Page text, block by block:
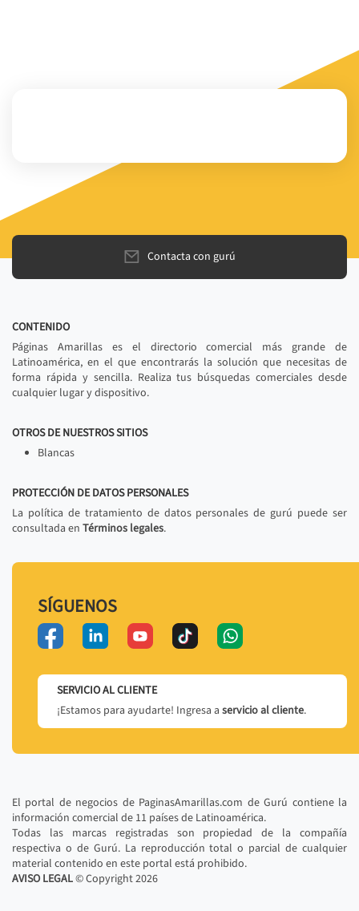
Contacta con gurú
CONTENIDO
Páginas Amarillas es el directorio comercial más grande de
Latinoamérica, en el que encontrarás la solución que necesitas de
forma rápida y sencilla. Realiza tus búsquedas comerciales desde
cualquier lugar y dispositivo.
OTROS DE NUESTROS SITIOS
Blancas
PROTECCIÓN DE DATOS PERSONALES
La política de tratamiento de datos personales de gurú puede ser
consultada en Términos legales.
SÍGUENOS
SERVICIO AL CLIENTE
¡Estamos para ayudarte! Ingresa a servicio al cliente.
El portal de negocios de PaginasAmarillas.com de Gurú contiene la
información comercial de 11 países de Latinoamérica.
Todas las marcas registradas son propiedad de la compañía
respectiva o de Gurú. La reproducción total o parcial de cualquier
material contenido en este portal está prohibido.
AVISO LEGAL© Copyright2026